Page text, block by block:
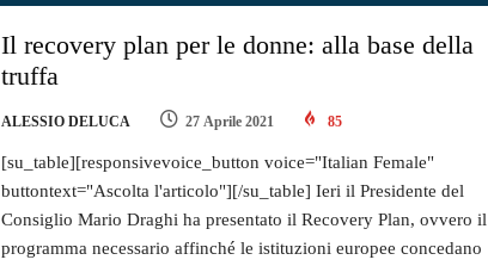
Il recovery plan per le donne: alla base della
truffa
ALESSIO DELUCA 27 Aprile 2021 85
[su_table][responsivevoice_button voice="Italian Female"
buttontext="Ascolta l'articolo"][/su_table] Ieri il Presidente del
Consiglio Mario Draghi ha presentato il Recovery Plan, ovvero il
programma necessario affinché le istituzioni europee concedano